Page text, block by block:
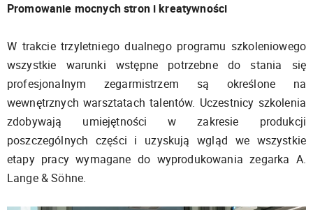
Promowanie mocnych stron i kreatywności
W trakcie trzyletniego dualnego programu szkoleniowego
wszystkie warunki wstępne potrzebne do stania się
profesjonalnym zegarmistrzem są określone na
wewnętrznych warsztatach talentów. Uczestnicy szkolenia
zdobywają umiejętności w zakresie produkcji
poszczególnych części i uzyskują wgląd we wszystkie
etapy pracy wymagane do wyprodukowania zegarka A.
Lange & Söhne.